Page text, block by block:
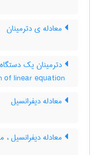
معادله ی دترمینان
دترمینان یک
linear equation
معادله دیفرانسیل
معادله دیفرانسیل